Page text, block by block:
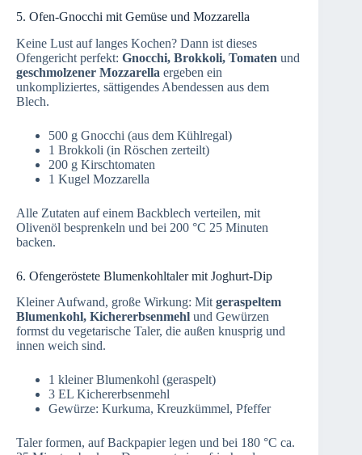
5. Ofen-Gnocchi mit Gemüse und Mozzarella
Keine Lust auf langes Kochen? Dann ist dieses
Ofengericht perfekt: Gnocchi, Brokkoli, Tomaten und
geschmolzener Mozzarella ergeben ein
unkompliziertes, sättigendes Abendessen aus dem
Blech.
500 g Gnocchi (aus dem Kühlregal)
1 Brokkoli (in Röschen zerteilt)
200 g Kirschtomaten
1 Kugel Mozzarella
Alle Zutaten auf einem Backblech verteilen, mit
Olivenöl besprenkeln und bei 200 °C 25 Minuten
backen.
6. Ofengeröstete Blumenkohltaler mit Joghurt-Dip
Kleiner Aufwand, große Wirkung: Mit geraspeltem
Blumenkohl, Kichererbsenmehl und Gewürzen
formst du vegetarische Taler, die außen knusprig und
innen weich sind.
1 kleiner Blumenkohl (geraspelt)
3 EL Kichererbsenmehl
Gewürze: Kurkuma, Kreuzkümmel, Pfeffer
Taler formen, auf Backpapier legen und bei 180 °C ca.